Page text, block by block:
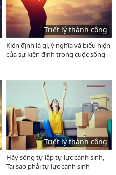
Triết lý thành công
Kiên định là gì, ý nghĩa và biểu hiện
của sự kiên định trong cuộc sống
Triết lý thành công
Hãy sống tự lập tự lực cánh sinh,
Tại sao phải tự lực cánh sinh